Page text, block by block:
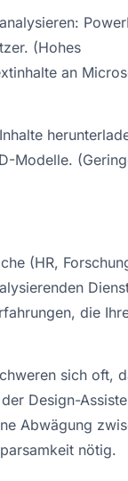
(Hohes
an
Modelle.
(HR,
die
sich oft,
Design-
Abwägung
nötig.